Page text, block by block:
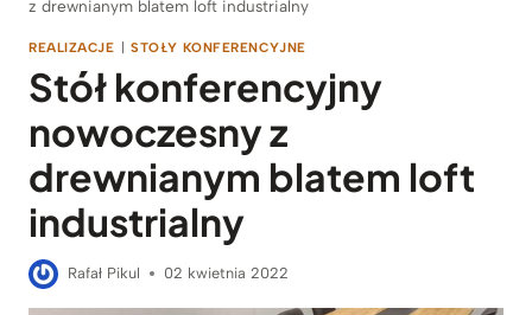
z drewnianym blatem loft industrialny
REALIZACJE | STOŁY KONFERENCYJNE
Stół konferencyjny
nowoczesny z
drewnianym blatem loft
industrialny
Rafał Pikul 02 kwietnia 2022